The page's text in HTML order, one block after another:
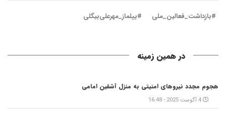
#بازداشت_فعالین_ملی #ییلماز_مهرعلی‌بیگلی
در همین زمینه
هجوم مجدد نیروهای امنیتی به منزل آشقین امامی
4 آگوست 2025 - 16:48